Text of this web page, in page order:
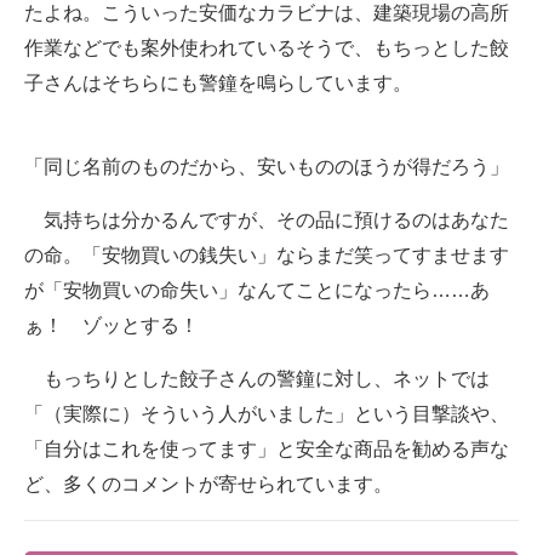
たよね。こういった安価なカラビナは、建築現場の高所
作業などでも案外使われているそうで、もちっとした餃
子さんはそちらにも警鐘を鳴らしています。
「同じ名前のものだから、安いもののほうが得だろう」
気持ちは分かるんですが、その品に預けるのはあなた
の命。「安物買いの銭失い」ならまだ笑ってすませます
が「安物買いの命失い」なんてことになったら……あ
ぁ！ ゾッとする！
もっちりとした餃子さんの警鐘に対し、ネットでは
「（実際に）そういう人がいました」という目撃談や、
「自分はこれを使ってます」と安全な商品を勧める声な
ど、多くのコメントが寄せられています。